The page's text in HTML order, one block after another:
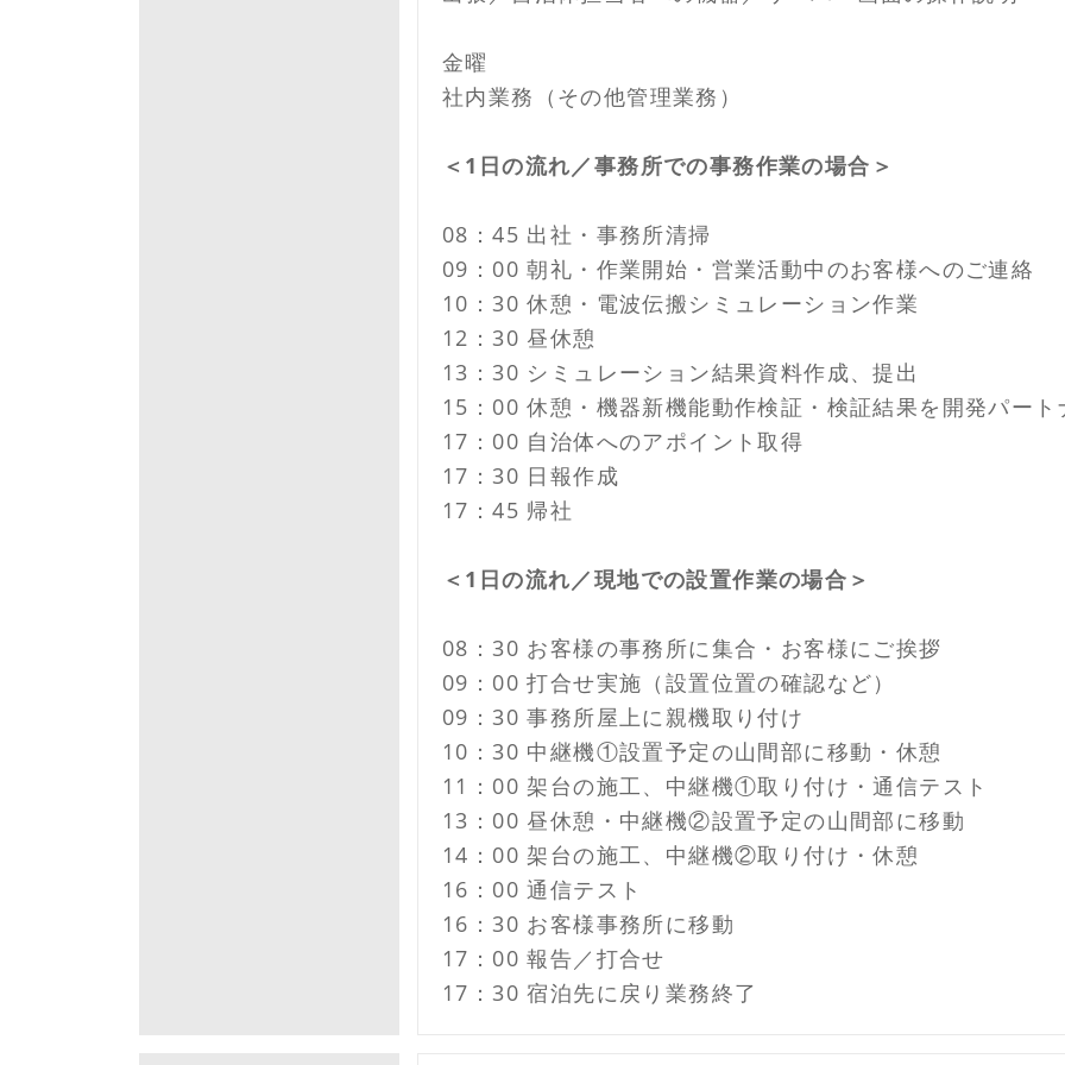
金曜
社内業務（その他管理業務）
＜1日の流れ／事務所での事務作業の場合＞
08：45 出社・事務所清掃
09：00 朝礼・作業開始・営業活動中のお客様へのご連絡
10：30 休憩・電波伝搬シミュレーション作業
12：30 昼休憩
13：30 シミュレーション結果資料作成、提出
15：00 休憩・機器新機能動作検証・検証結果を開発パート
17：00 自治体へのアポイント取得
17：30 日報作成
17：45 帰社
＜1日の流れ／現地での設置作業の場合＞
08：30 お客様の事務所に集合・お客様にご挨拶
09：00 打合せ実施（設置位置の確認など）
09：30 事務所屋上に親機取り付け
10：30 中継機①設置予定の山間部に移動・休憩
11：00 架台の施工、中継機①取り付け・通信テスト
13：00 昼休憩・中継機②設置予定の山間部に移動
14：00 架台の施工、中継機②取り付け・休憩
16：00 通信テスト
16：30 お客様事務所に移動
17：00 報告／打合せ
17：30 宿泊先に戻り業務終了